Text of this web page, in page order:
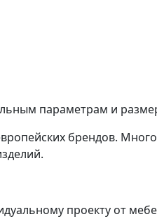
параметрам и
брендов.
проекту от